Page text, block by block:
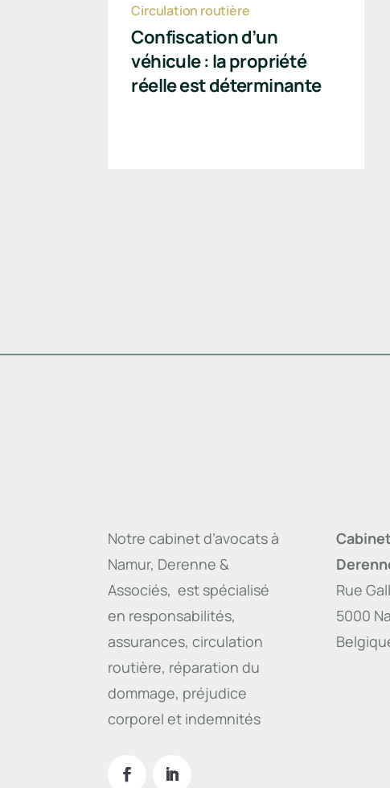
Confiscation d’un
véhicule : la propriété
réelle est déterminante
Circulation routière
Notre cabinet d’avocats à
Namur, Derenne &
Associés, est spécialisé
en responsabilités,
assurances, circulation
routière, réparation du
dommage, préjudice
corporel et indemnités
Rue
5000